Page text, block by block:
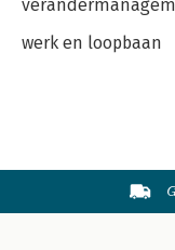
werk en loopbaan